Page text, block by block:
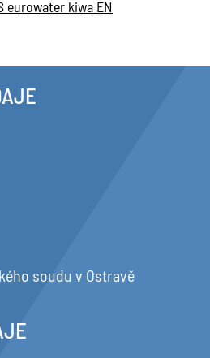
eurowater kiwa EN
soudu v Ostravě